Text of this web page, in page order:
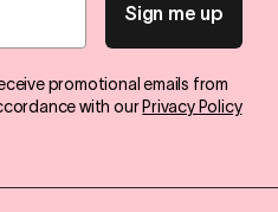
Sign me up
promotional emails from
with our Privacy Policy